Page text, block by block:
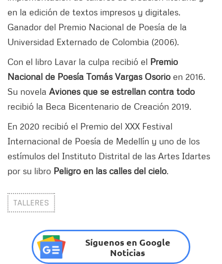
en la edición de textos impresos y digitales.
Ganador del Premio Nacional de Poesía de la
Universidad Externado de Colombia (2006).
Con el libro Lavar la culpa recibió el Premio
Nacional de Poesía Tomás Vargas Osorio en 2016.
Su novela Aviones que se estrellan contra todo
recibió la Beca Bicentenario de Creación 2019.
En 2020 recibió el Premio del XXX Festival
Internacional de Poesía de Medellín y uno de los
estímulos del Instituto Distrital de las Artes Idartes
por su libro Peligro en las calles del cielo.
TALLERES
Síguenos en Google
Noticias